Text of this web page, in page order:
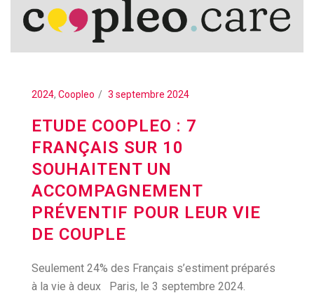
2024, Coopleo 3 septembre 2024
ETUDE COOPLEO : 7
FRANÇAIS SUR 10
SOUHAITENT UN
ACCOMPAGNEMENT
PRÉVENTIF POUR LEUR VIE
DE COUPLE
Seulement 24% des Français s’estiment préparés
à la vie à deux Paris, le 3 septembre 2024.